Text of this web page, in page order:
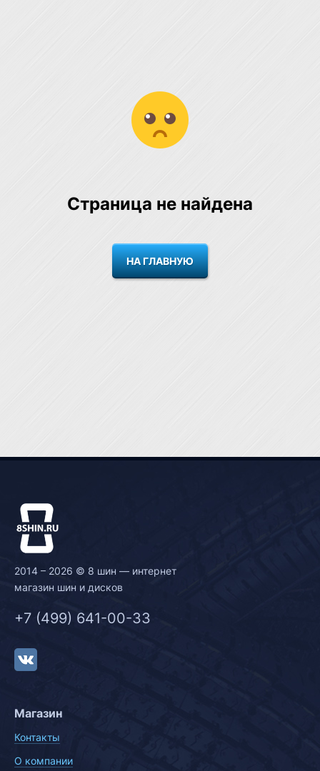
Страница не найдена
НА ГЛАВНУЮ
2014 – 2026 © 8 шин — интернет
магазин шин и дисков
+7 (499) 641-00-33
Магазин
Контакты
О компании